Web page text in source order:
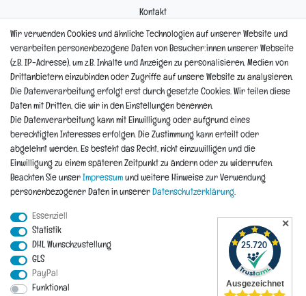
Kontakt
Reklamation
Informationen
Hinweis zur Entsorgung von Altbaterien
*Teil-Widerruf
Impressum Daten­schutz­erklärung Widerrufs­recht
Wir verwenden Cookies und ähnliche Technologien auf unserer Website und
verarbeiten personenbezogene Daten von Besucher:innen unserer Webseite
(z.B. IP-Adresse), um z.B. Inhalte und Anzeigen zu personalisieren, Medien von
Drittanbietern einzubinden oder Zugriffe auf unsere Website zu analysieren.
Die Datenverarbeitung erfolgt erst durch gesetzte Cookies. Wir teilen diese
Daten mit Dritten, die wir in den Einstellungen benennen.
Die Datenverarbeitung kann mit Einwilligung oder aufgrund eines
berechtigten Interesses erfolgen. Die Zustimmung kann erteilt oder
abgelehnt werden. Es besteht das Recht, nicht einzuwilligen und die
Einwilligung zu einem späteren Zeitpunkt zu ändern oder zu widerrufen.
Beachten Sie unser Impressum und weitere Hinweise zur Verwendung
personenbezogener Daten in unserer Daten­schutz­erklärung.
Essenziell
Statistik
DHL Wunschzustellung
GLS
PayPal
Funktional
✕